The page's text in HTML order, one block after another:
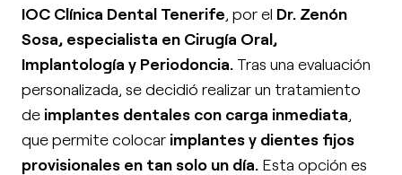
IOC Clínica Dental Tenerife, por el Dr. Zenón
Sosa, especialista en Cirugía Oral,
Implantología y Periodoncia. Tras una evaluación
personalizada, se decidió realizar un tratamiento
de implantes dentales con carga inmediata,
que permite colocar implantes y dientes fijos
provisionales en tan solo un día. Esta opción es